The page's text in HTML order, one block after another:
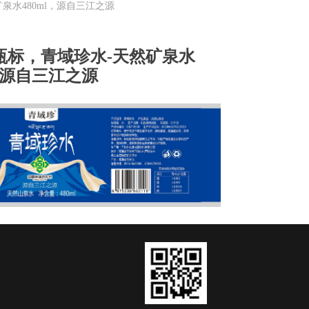
水480ml，源自三江之源
标，青域珍水-天然矿泉水
自三江之源